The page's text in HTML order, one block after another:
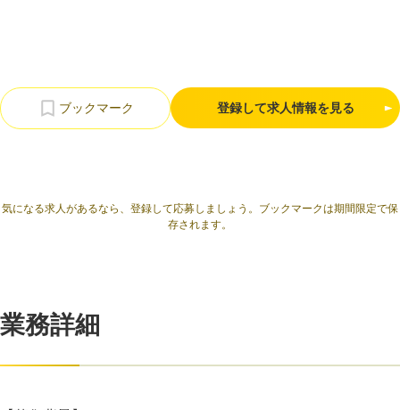
登録して求人情報を見る
気になる求人があるなら、登録して応募しましょう。ブックマークは期間限定で保
存されます。
業務詳細